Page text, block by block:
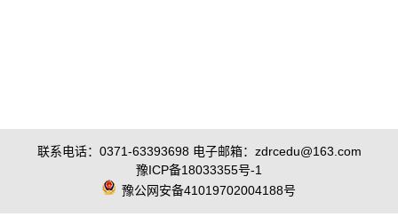
联系电话：0371-63393698 电子邮箱：zdrcedu@163.com
豫ICP备18033355号-1
豫公网安备41019702004188号